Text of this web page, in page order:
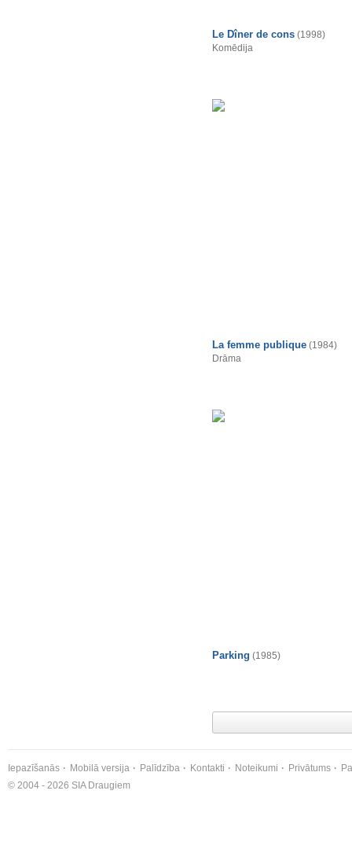
Le Dîner de cons (1998)
Komēdija
La femme publique (1984)
Drāma
Parking (1985)
Iepazīšanās Mobilā versija Palīdzība Kontakti Noteikumi Privātums
© 2004 - 2026 SIA Draugiem